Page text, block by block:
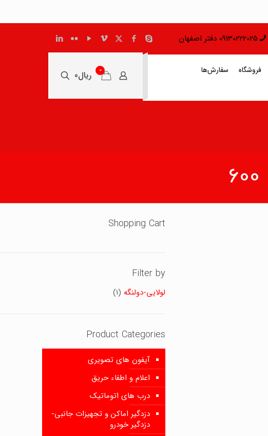
09130222025 دفتر اصفهان
فروشگاه سفارش‌ها 0 ریال0
Shopping Cart
Filter by
لولایی-دولنگه (1)
Product Categories
آیفون های تصویری
اعلام و اطفاء حریق
درب های اتوماتیک
دزدگیر اماکن و تجهیزات جانبی-
دزدگیر خودرو